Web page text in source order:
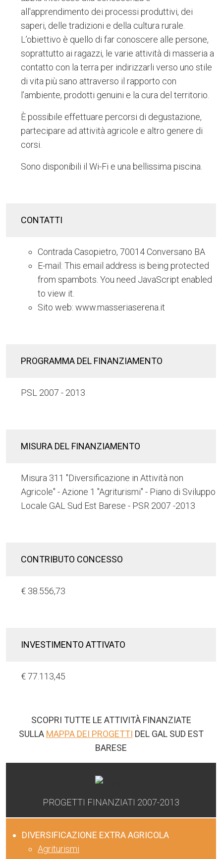
all'apprendimento dei processi produttivi, dei
saperi, delle tradizioni e della cultura rurale.
L’obiettivo è quello di far conoscere alle persone,
soprattutto ai ragazzi, le varie attività di masseria a
contatto con la terra per indirizzarli verso uno stile
di vita più sano attraverso il rapporto con
l’ambiente, prodotti genuini e la cura del territorio.
È possibile effettuare percorsi di degustazione,
partecipare ad attività agricole e altro genere di
corsi.
Sono disponibili il Wi-Fi e una bellissima piscina.
CONTATTI
Contrada Casopietro, 70014 Conversano BA
E-mail: This email address is being protected
from spambots. You need JavaScript enabled
to view it.
Sito web: www.masseriaserena.it
PROGRAMMA DEL FINANZIAMENTO
PSL 2007 - 2013
MISURA DEL FINANZIAMENTO
Misura 311 "Diversificazione in Attività non
Agricole" - Azione 1 "Agriturismi" - Piano di Sviluppo
Locale GAL Sud Est Barese - PSR 2007 -2013
CONTRIBUTO CONCESSO
€ 38.556,73
INVESTIMENTO ATTIVATO
€ 77.113,45
SCOPRI TUTTE LE ATTIVITÀ FINANZIATE
SULLA MAPPA DEI PROGETTI DEL GAL SUD EST
BARESE
PROGETTI FINANZIATI 2007-2013
DIVERSIFICAZIONE EXTRA AGRICOLA
Agriturismi